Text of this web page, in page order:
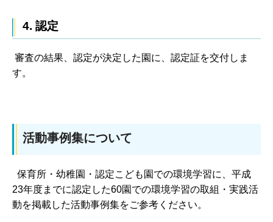
4. 認定
審査の結果、認定が決定した園に、認定証を交付しま
す。
活動事例集について
保育所・幼稚園・認定こども園での環境学習に、平成
23年度までに認定した60園での環境学習の取組・実践活
動を掲載した活動事例集をご参考ください。